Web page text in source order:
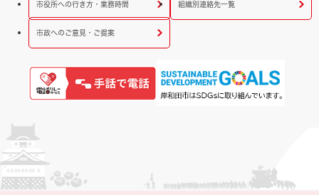
市役所への行き方・業務時間 組織別連絡先一覧
市政へのご意見・ご提案